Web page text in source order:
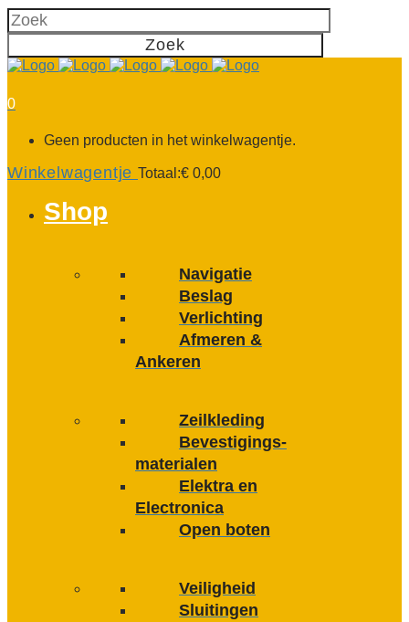
0
Geen producten in het winkelwagentje.
Winkelwagentje Totaal:€ 0,00
Shop
Navigatie
Beslag
Verlichting
Afmeren &
Ankeren
Zeilkleding
Bevestigings­­
materialen
Elektra en
Electronica
Open boten
Veiligheid
Sluitingen